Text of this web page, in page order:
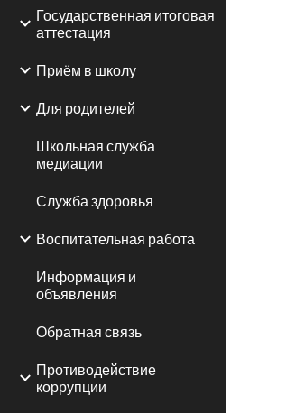
Государственная итоговая
аттестация
Приём в школу
Для родителей
Школьная служба
медиации
Служба здоровья
Воспитательная работа
Информация и
объявления
Обратная связь
Противодействие
коррупции